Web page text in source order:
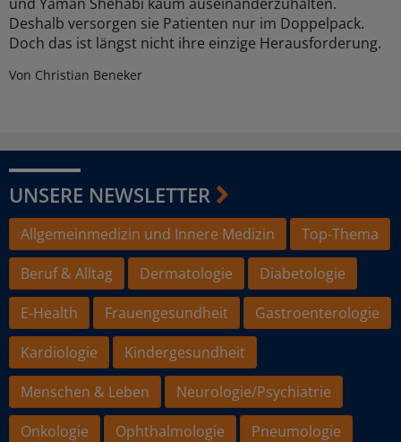
Deshalb versorgen sie Patienten nur im Doppelpack.
Doch das ist längst nicht ihre einzige Herausforderung.
Von Christian Beneker
UNSERE NEWSLETTER
Allgemeinmedizin und Innere Medizin
Top-Thema
Beruf & Alltag
Dermatologie
Diabetologie
E-Health
Frauengesundheit
Gastroenterologie
Kardiologie
Kindergesundheit
Menschen & Leben
Neurologie/Psychiatrie
Onkologie
Ophthalmologie
Pneumologie